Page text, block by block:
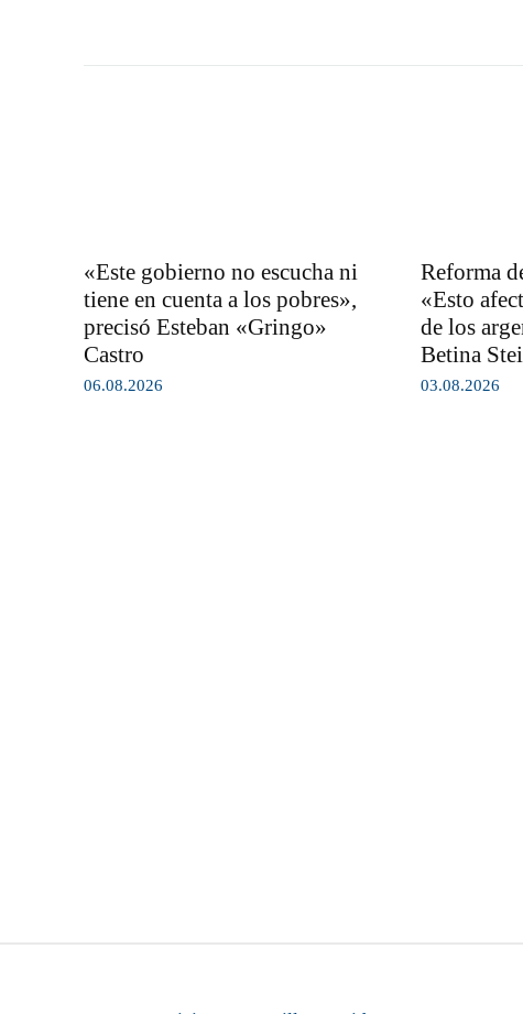
«Este gobierno no escucha ni
tiene en cuenta a los pobres»,
precisó Esteban «Gringo»
Castro
06.08.2026
Reforma
«Esto
de los
Betina
03.08.2026